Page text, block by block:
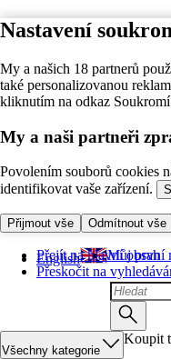
Nastavení
My a našich 18 partnerů
také personalizovanou
kliknutím na odkaz
My a naši partneři
Povolením souborů cookies
identifikovat vaše zařízení.
Přijmout vše Odmítnout vše
Přejít na hlavní obsah
Přeskočit na
English Můj první
Všechny kategorie
Koupit